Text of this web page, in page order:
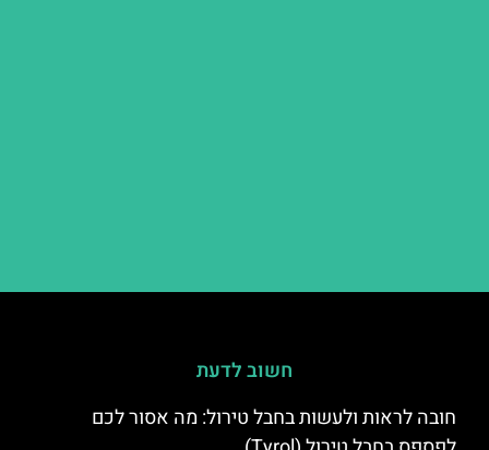
חשוב לדעת
חובה לראות ולעשות בחבל טירול: מה אסור לכם